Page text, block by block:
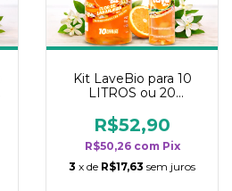
Kit LaveBio para 10
LITROS ou 20
rendimento da
categoria - Flor de
Laranjeira
R$52,90
R$50,26 com Pix
3 x de R$17,63 sem juros